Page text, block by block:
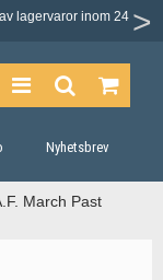
lagervaror inom 24
Nyhetsbrev
March Past